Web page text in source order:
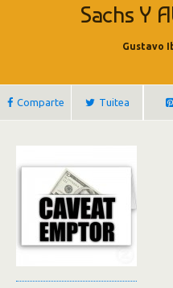
Sachs Y
Gustavo
Comparte Tuitea